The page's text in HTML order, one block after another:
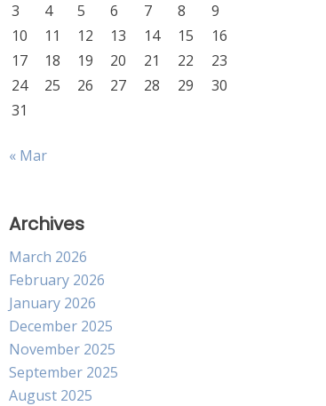
3
4 5 6 7 8
9
10
11 12 13 14 15
16
17
18 19 20 21 22
23
24
25 26 27 28 29
30
31
« Mar
Archives
March 2026
February 2026
January 2026
December 2025
November 2025
September 2025
August 2025